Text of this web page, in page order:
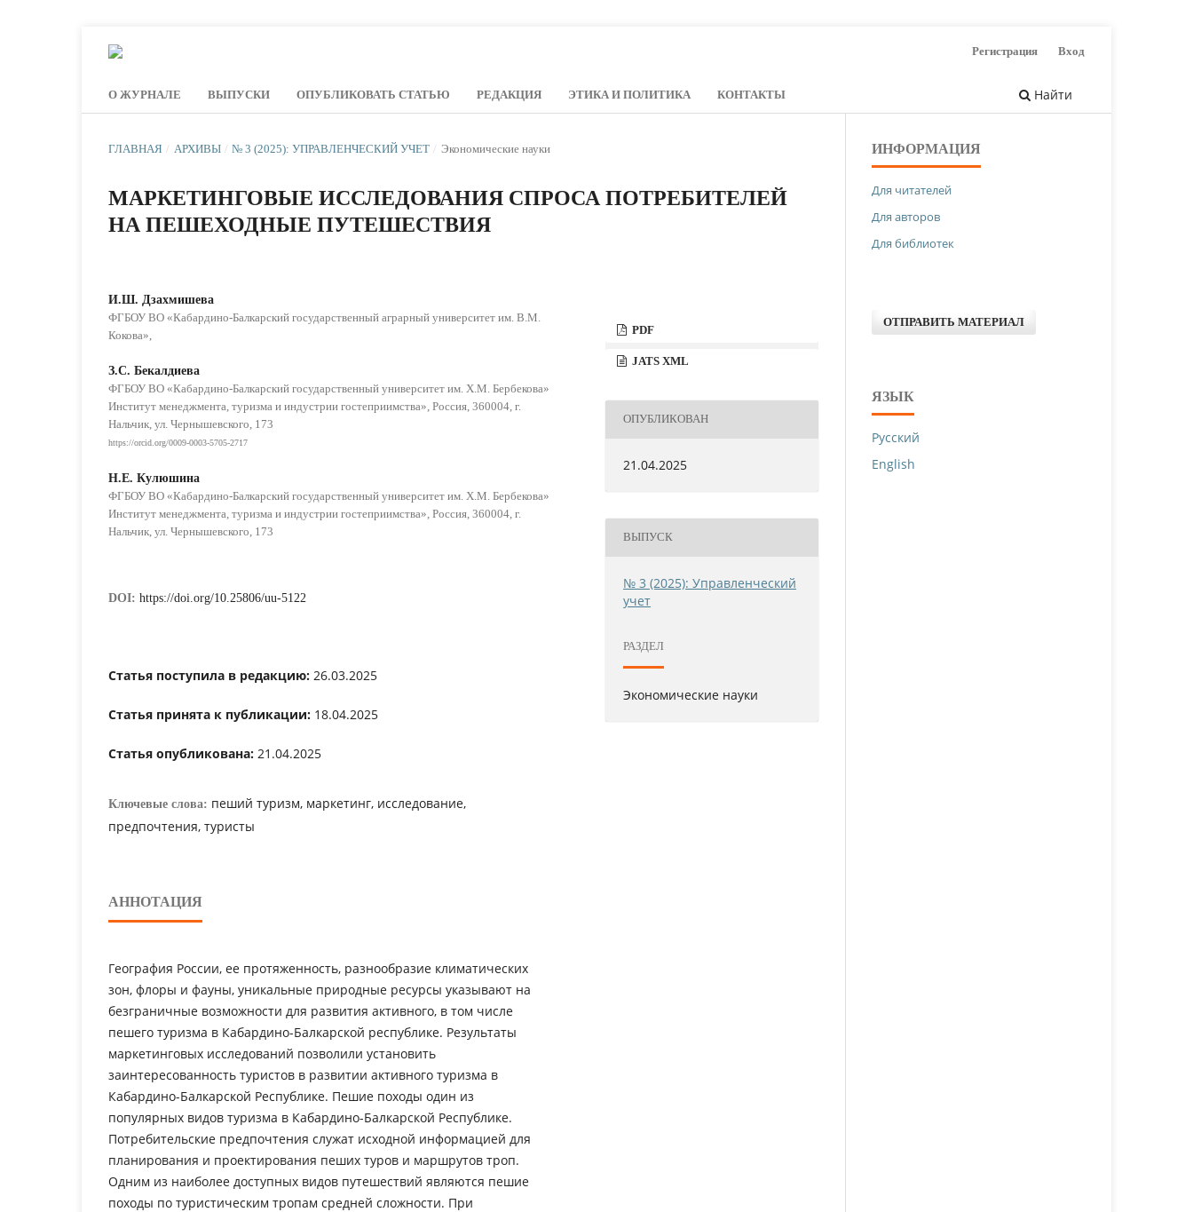
О ЖУРНАЛЕ ВЫПУСКИ ОПУБЛИКОВАТЬ СТАТЬЮ РЕДАКЦИЯ ЭТИКА И ПОЛИТИКА КОНТАКТЫ Найти
Регистрация Вход
ГЛАВНАЯ / АРХИВЫ / № 3 (2025): УПРАВЛЕНЧЕСКИЙ УЧЕТ / Экономические науки
МАРКЕТИНГОВЫЕ ИССЛЕДОВАНИЯ СПРОСА ПОТРЕБИТЕЛЕЙ
НА ПЕШЕХОДНЫЕ ПУТЕШЕСТВИЯ
И.Ш. Дзахмишева
ФГБОУ ВО «Кабардино-Балкарский государственный аграрный университет им. В.М.
Кокова»,
З.C. Бекалдиева
ФГБОУ ВО «Кабардино-Балкарский государственный университет им. Х.М. Бербекова»
Институт менеджмента, туризма и индустрии гостеприимства», Россия, 360004, г.
Нальчик, ул. Чернышевского, 173
https://orcid.org/0009-0003-5705-2717
Н.Е. Кулюшина
ФГБОУ ВО «Кабардино-Балкарский государственный университет им. Х.М. Бербекова»
Институт менеджмента, туризма и индустрии гостеприимства», Россия, 360004, г.
Нальчик, ул. Чернышевского, 173
DOI: https://doi.org/10.25806/uu-5122
Статья поступила в редакцию: 26.03.2025
Статья принята к публикации: 18.04.2025
Статья опубликована: 21.04.2025
Ключевые слова: пеший туризм, маркетинг, исследование,
предпочтения, туристы
АННОТАЦИЯ
География России, ее протяженность, разнообразие климатических
зон, флоры и фауны, уникальные природные ресурсы указывают на
безграничные возможности для развития активного, в том числе
пешего туризма в Кабардино-Балкарской республике. Результаты
маркетинговых исследований позволили установить
заинтересованность туристов в развитии активного туризма в
Кабардино-Балкарской Республике. Пешие походы один из
популярных видов туризма в Кабардино-Балкарской Республике.
Потребительские предпочтения служат исходной информацией для
планирования и проектирования пеших туров и маршрутов троп.
Одним из наиболее доступных видов путешествий являются пешие
походы по туристическим тропам средней сложности. При
PDF
JATS XML
ОПУБЛИКОВАН
21.04.2025
ВЫПУСК
№ 3 (2025): Управленческий
учет
РАЗДЕЛ
Экономические науки
ИНФОРМАЦИЯ
Для читателей
Для авторов
Для библиотек
ОТПРАВИТЬ МАТЕРИАЛ
ЯЗЫК
Русский
English